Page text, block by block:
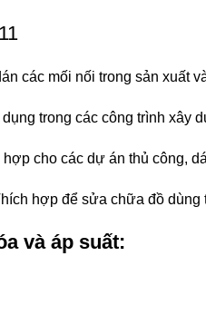
các mối nối trong sản xuất
trong các công trình xây
cho các dự án thủ công,
hợp để sửa chữa đồ dùng
và áp suất: